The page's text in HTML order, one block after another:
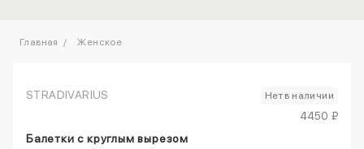
Главная Женское
STRADIVARIUS Нет в наличии
4450 ₽
Балетки с круглым вырезом